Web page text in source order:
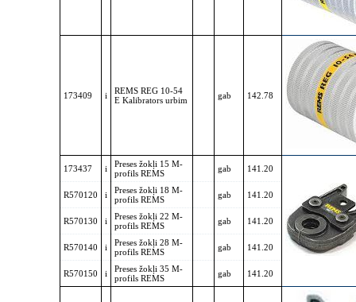
173409 i
REMS REG 10-54
E Kalibrators urbim
gab 142.78
173437 i
Preses žokļi 15 M-
profils REMS
gab 141.20
R570120 i
Preses žokļi 18 M-
profils REMS
gab 141.20
R570130 i
Preses žokļi 22 M-
profils REMS
gab 141.20
R570140 i
Preses žokļi 28 M-
profils REMS
gab 141.20
R570150 i
Preses žokļi 35 M-
profils REMS
gab 141.20